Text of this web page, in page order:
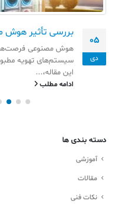
05
دی
بررسی تأثیر هوش
هوش مصنوعی فرصت‌های
سیستم‌های تهویه
این مقاله،...
ادامه مطلب
دسته بندی ها
آموزشی
مقالات
نکات فنی